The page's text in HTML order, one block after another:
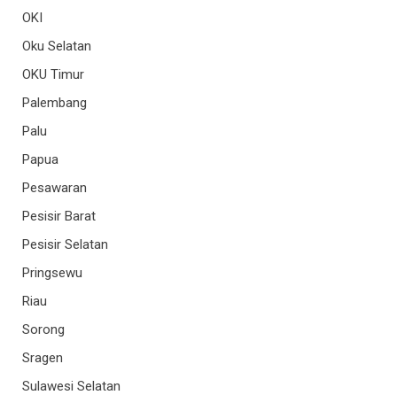
OKI
Oku Selatan
OKU Timur
Palembang
Palu
Papua
Pesawaran
Pesisir Barat
Pesisir Selatan
Pringsewu
Riau
Sorong
Sragen
Sulawesi Selatan